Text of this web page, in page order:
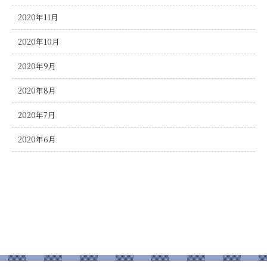
2020年11月
2020年10月
2020年9月
2020年8月
2020年7月
2020年6月